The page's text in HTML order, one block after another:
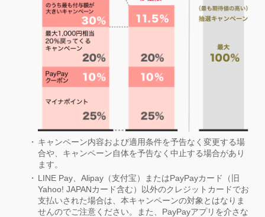
キャンペーン内容および適用条件を予告なく変更する場
合や、キャンペーン自体を予告なく中止する場合があり
ます。
LINE Pay、Alipay（支付宝）またはPayPayカード（旧
Yahoo! JAPANカード含む）以外のクレジットカードでお
支払いされた場合は、本キャンペーンの対象とはなりま
せんのでご注意ください。また、PayPayアプリを介さな